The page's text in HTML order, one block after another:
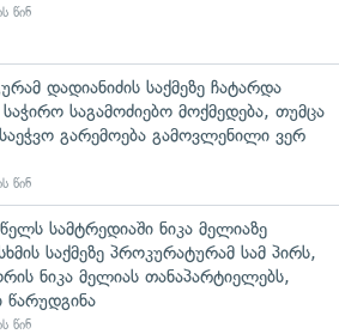
წინ
დადიანიძის საქმეზე ჩატარდა
საგამოძიებო მოქმედება, თუმცა
გარემოება გამოვლენილი ვერ
წინ
სამტრედიაში ნიკა მელიაზე
საქმეზე პროკურატურამ სამ პირს,
ნიკა მელიას თანაპარტიელებს,
წინ